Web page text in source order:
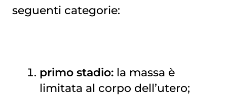
seguenti categorie:
primo stadio:la massa è
limitata al corpo dell’utero;